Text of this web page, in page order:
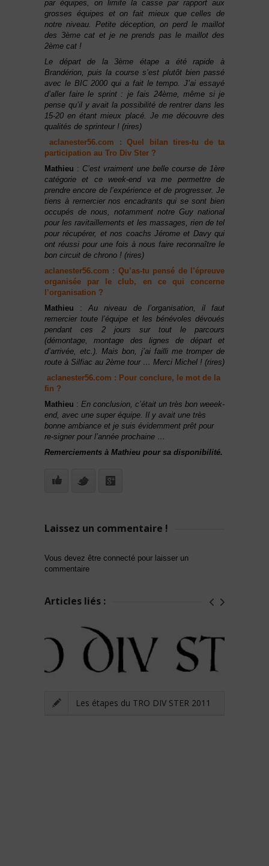
par équipes, on limite la casse par rapport aux
grosses équipes et on fait mieux que celles de
notre niveau. Petite déception, on perd le maillot
des 3ème cat et je ne prends pas le maillot des
2ème cat !
Le départ de la 3ème étape a été rapide à
Brandérion, puis la course s’est plutôt bien passé
avec le BIC 2000 qui a fait le tempo. J’ai essayé
d’aller faire le sprint : je fais 24ème, même si je
pense qu’il y avait la possibilité de rentrer dans les
15-20 en étant mieux placé. Je me découvre des
qualités de sprinteur ! (rires)
aclanester56.com : Quel bilan tires-tu de ta
participation au Tro Div Ster ?
Mathieu : C’est vraiment une belle course de 1ère
catégorie et ce week-end va me permettre de
prendre encore de l’expérience et de progresser. Je
tiens à remercier nos encadrants qui se sont bien
occupés de nous, notamment notre Guy national
pour les ravitaillements et les massages, rien de tel
pour récupérer, et nos coachs Jérome et Davy qui
ont réussi pour une fois à nous faire reconnaître le
bon circuit de chrono ! (rires)
aclanester56.com : Qu’as-tu pensé de l’épreuve
organisée par le club, en ce qui concerne
l’organisation ?
Mathieu :Au niveau de l’organisation, il faut
remercier toute l’équipe et les bénévoles dévoués
pendant ces 2 jours sur tout le parcours
(démontage, montage des lignes de départ et
d’arrivée, etc.). Mais bon, j’ai failli me tromper de
route à Silfiac au 2ème tour … Merci Michel ! (rires)
aclanester56.com : Pour conclure, le mot de la
fin ?
Mathieu : En conclusion, c’était un très bon weeek-
end, avec une super équipe. Il y avait une très
bonne ambiance et je suis évidemment prêt pour
re-signer pour l’année prochaine …
Remerciements à Mathieu pour sa disponibilité.
Laissez un commentaire !
Vous devez être connecté pour laisser un
commentaire
Articles liés :
Les étapes du TRO DIV STER 2011